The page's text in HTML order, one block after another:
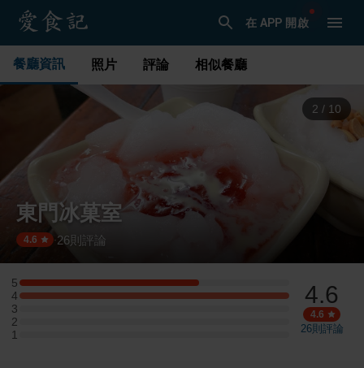
在 APP 開啟
餐廳資訊 照片 評論 相似餐廳
3 / 10
東門冰菓室
4.6 ·26 則評論
5
5 星：4 則評論
4
4 星：6 則評論
3
3 星：0 則評論
2
2 星：0 則評論
1
1 星：0 則評論
4.6
4.6
26則評論